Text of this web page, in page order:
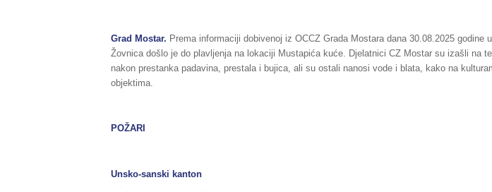
Grad Mostar. Prema informaciji dobivenoj iz OCCZ Grada Mostara dana 30.08.2025 godine
Žovnica došlo je do plavljenja na lokaciji Mustapića kuće. Djelatnici CZ Mostar su izašli na
nakon prestanka padavina, prestala i bujica, ali su ostali nanosi vode i blata, kako na
objektima.
POŽARI
Unsko-sanski kanton